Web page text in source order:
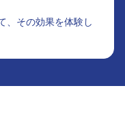
、その効果を体験し